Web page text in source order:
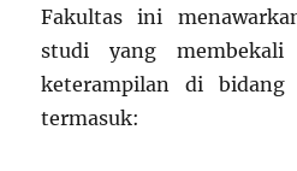
Fakultas ini
studi yang membekali
keterampilan di
termasuk: